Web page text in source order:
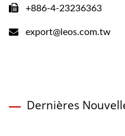
+886-4-23236363
export@leos.com.tw
Dernières